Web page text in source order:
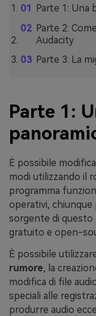
Parte 1: Una
Parte 2:
Audacity
Parte 3: La
Parte 1:
È possibile
modi utilizzando il
programma
operativi,
sorgente di questo
gratuito e open-
È possibile
rumore, la
modifica di file
speciali alle
produrre audio